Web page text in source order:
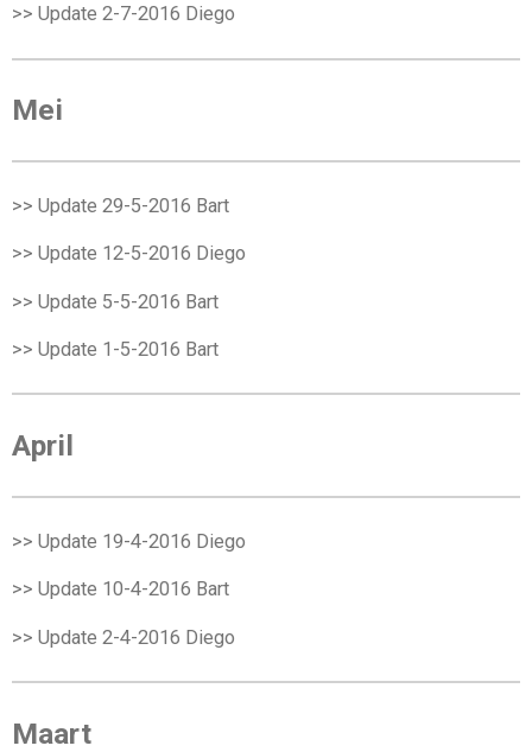
>> Update 2-7-2016 Diego
Mei
>> Update 29-5-2016 Bart
>> Update 12-5-2016 Diego
>> Update 5-5-2016 Bart
>> Update 1-5-2016 Bart
April
>> Update 19-4-2016 Diego
>> Update 10-4-2016 Bart
>> Update 2-4-2016 Diego
Maart